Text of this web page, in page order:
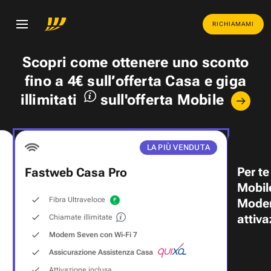
RICHIAMAMI
Scopri come ottenere uno sconto
fino a 4€ sull’offerta Casa egiga
illimitati
sull'offerta Mobile
LA PIÙ VENDUTA
Fastweb Casa Pro
Fibra Ultraveloce
Chiamate illimitate
Modem Seven con Wi‑Fi 7
Assicurazione Assistenza Casa
Per